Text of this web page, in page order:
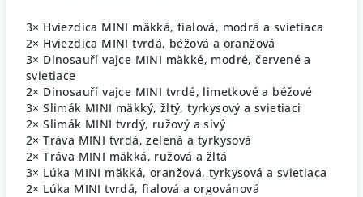
3× Hviezdica MINI mäkká, fialová, modrá a svietiaca
2× Hviezdica MINI tvrdá, béžová a oranžová
3× Dinosauří vajce MINI mäkké, modré, červené a
svietiace
2× Dinosauří vajce MINI tvrdé, limetkové a béžové
3× Slimák MINI mäkký, žltý, tyrkysový a svietiaci
2× Slimák MINI tvrdý, ružový a sivý
2× Tráva MINI tvrdá, zelená a tyrkysová
2× Tráva MINI mäkká, ružová a žltá
3× Lúka MINI mäkká, oranžová, tyrkysová a svietiaca
2× Lúka MINI tvrdá, fialová a orgovánová